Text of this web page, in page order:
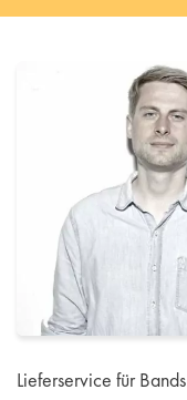
Lieferservice für Bands